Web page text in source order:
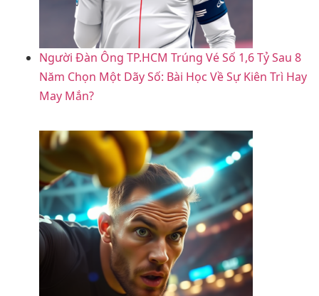
Người Đàn Ông TP.HCM Trúng Vé Số 1,6 Tỷ Sau 8
Năm Chọn Một Dãy Số: Bài Học Về Sự Kiên Trì Hay
May Mắn?